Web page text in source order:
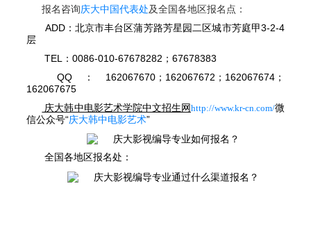
报名咨询庆大中国代表处及全国各地区报名点：
ADD：北京市丰台区蒲芳路芳星园二区城市芳庭甲3-2-4
层
TEL：0086-010-67678282；67678383
QQ：162067670；162067672；162067674；
162067675
庆大韩中电影艺术学院中文招生网http://www.kr-cn.com/微
信公众号“庆大韩中电影艺术”
全国各地区报名处：